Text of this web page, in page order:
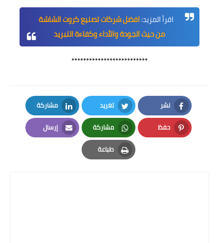
اقرأ المزيد:افضل شركات تصنيع كروت الشاشة
من حيث الجودة والأداء وكفاءة التبريد
**************************
نشر
Facebook
تغريد
Twitter
مشاركة
LinkedIn
حفظ
Pinterest
مشاركة
Whatsapp
إرسال
Email
طباعة
Print